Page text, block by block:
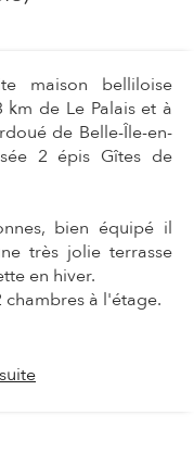
maison belliloise
km de Le Palais et à
de Belle-Île-en-
2 épis Gîtes de
bien équipé il
très jolie terrasse
en hiver.
chambres à l'étage.